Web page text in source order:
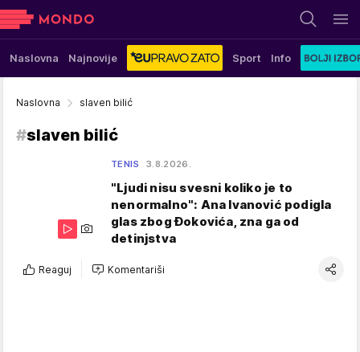
Naslovna Najnovije Sport Info
Naslovna slaven bilić
#slaven bilić
TENIS 3.8.2026.
"Ljudi nisu svesni koliko je to
nenormalno": Ana Ivanović podigla
glas zbog Đokovića, zna ga od
detinjstva
Reaguj Komentariši